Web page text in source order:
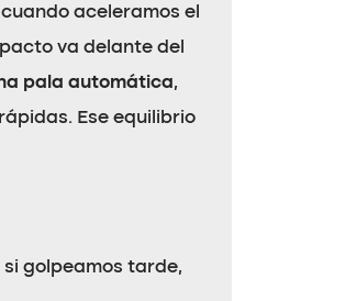
aceleramos el
va delante del
pala automática,
Ese equilibrio
golpeamos tarde,